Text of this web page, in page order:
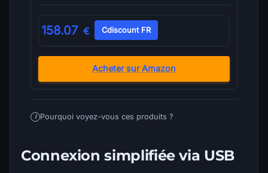
158.07 € Cdiscount FR
Acheter sur Amazon
i Pourquoi voyez-vous ces produits ?
Connexion simplifiée via USB